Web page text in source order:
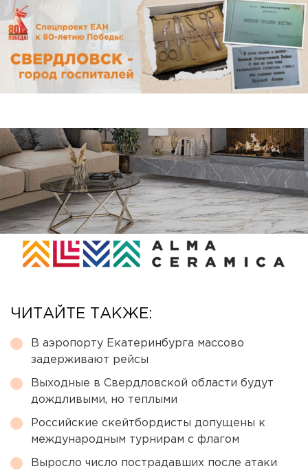
ЧИТАЙТЕ ТАКЖЕ:
В аэропорту Екатеринбурга массово
задерживают рейсы
Выходные в Свердловской области будут
дождливыми, но теплыми
Российские скейтбордисты допущены к
международным турнирам с флагом
Выросло число пострадавших после атаки